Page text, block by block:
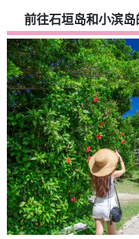
前往石垣岛和小滨岛